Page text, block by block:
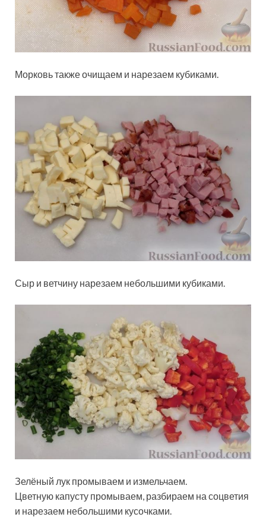
Морковь также очищаем и нарезаем кубиками.
Сыр и ветчину нарезаем небольшими кубиками.
Зелёный лук промываем и измельчаем.
Цветную капусту промываем, разбираем на соцветия
и нарезаем небольшими кусочками.